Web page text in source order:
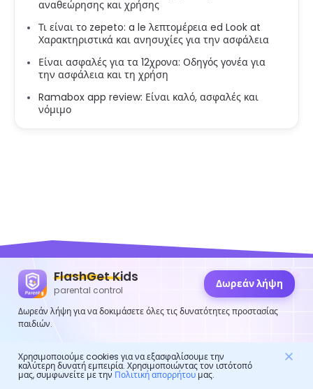
αναθεώρησης και χρήσης
Τι είναι το zepeto: a le λεπτομέρεια ed Look at
Χαρακτηριστικά και ανησυχίες για την ασφάλεια
Είναι ασφαλές για τα 12χρονα: Οδηγός γονέα για
την ασφάλεια και τη χρήση
Ramabox app review: Είναι καλό, ασφαλές και
νόμιμο
FlashGet Kids
parental control
Δωρεάν λήψη
Δωρεάν λήψη για να δοκιμάσετε όλες τις δυνατότητες προστασίας
παιδιών.
FlashGet Kids
Είναι ένας διαδικτυακός βοηθός για γονείς να
προστατεύουν τα παιδιά τους.
Χρησιμοποιούμε cookies για να εξασφαλίσουμε την
καλύτερη δυνατή εμπειρία. Χρησιμοποιώντας τον ιστότοπό
μας, συμφωνείτε με την Πολιτική απορρήτουμας.